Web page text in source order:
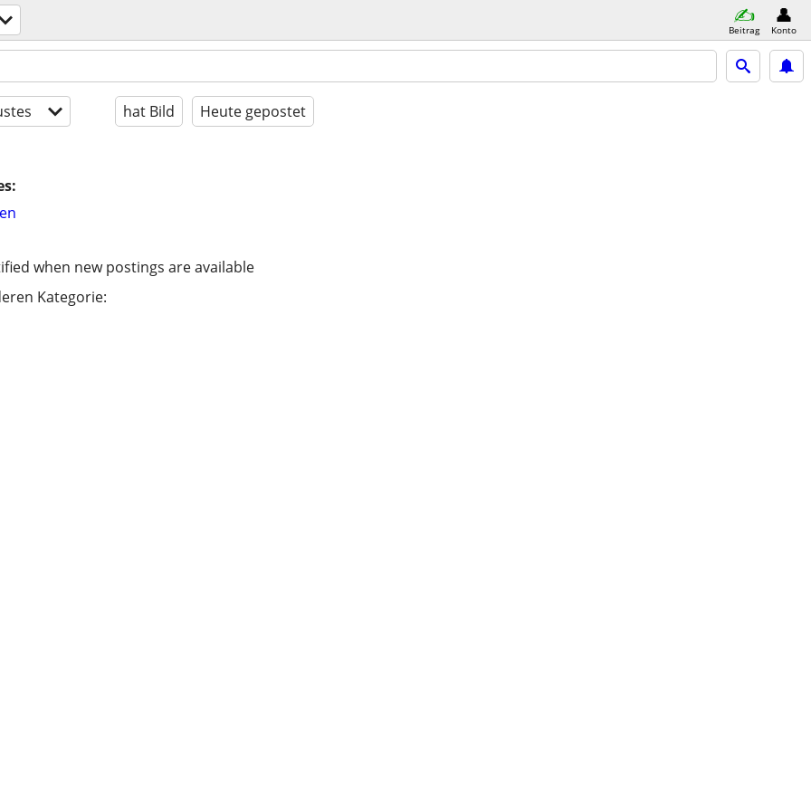
Beitrag Konto
hat Bild Heute gepostet
when new postings are available
Kategorie: